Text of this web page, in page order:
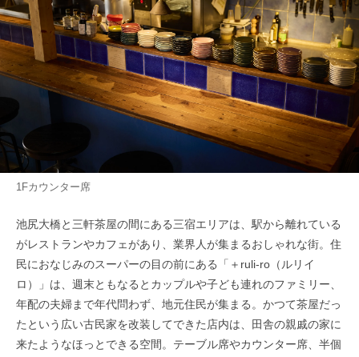
1Fカウンター席
池尻大橋と三軒茶屋の間にある三宿エリアは、駅から離れている
がレストランやカフェがあり、業界人が集まるおしゃれな街。住
民におなじみのスーパーの目の前にある「＋ruli-ro（ルリイ
ロ）」は、週末ともなるとカップルや子ども連れのファミリー、
年配の夫婦まで年代問わず、地元住民が集まる。かつて茶屋だっ
たという広い古民家を改装してできた店内は、田舎の親戚の家に
来たようなほっとできる空間。テーブル席やカウンター席、半個